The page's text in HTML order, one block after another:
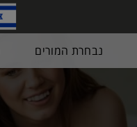
נבחרת המורים